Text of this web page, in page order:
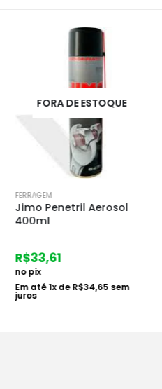
FORA DE ESTOQUE
FERRAGEM
Jimo Penetril Aerosol
400ml
33,61
no pix
Em até1x deR$34,65sem
juros